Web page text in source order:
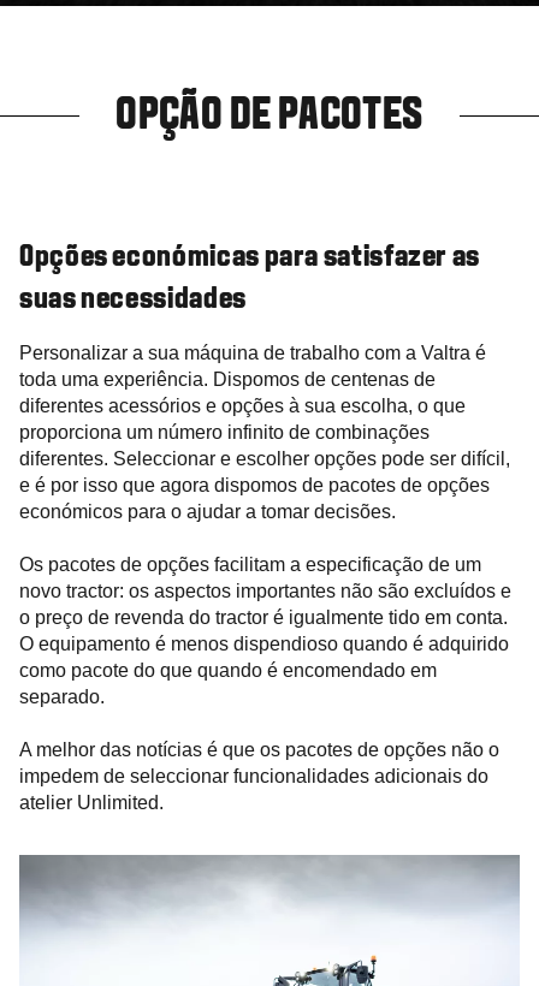
OPÇÃO DE PACOTES
Opções económicas para satisfazer as
suas necessidades
Personalizar a sua máquina de trabalho com a Valtra é
toda uma experiência. Dispomos de centenas de
diferentes acessórios e opções à sua escolha, o que
proporciona um número infinito de combinações
diferentes. Seleccionar e escolher opções pode ser difícil,
e é por isso que agora dispomos de pacotes de opções
económicos para o ajudar a tomar decisões.
Os pacotes de opções facilitam a especificação de um
novo tractor: os aspectos importantes não são excluídos e
o preço de revenda do tractor é igualmente tido em conta.
O equipamento é menos dispendioso quando é adquirido
como pacote do que quando é encomendado em
separado.
A melhor das notícias é que os pacotes de opções não o
impedem de seleccionar funcionalidades adicionais do
atelier Unlimited.